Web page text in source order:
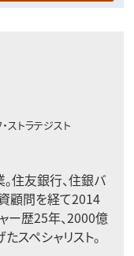
ストラテジスト
住友銀行、住銀バ
顧問を経て2014
ー歴25年、2000億
スペシャリスト。